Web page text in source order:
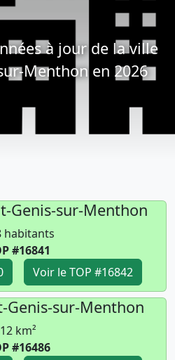
à jour de la ville
Menthon en 2026
Genis-sur-Menthon
habitants
#16841
Voir le TOP #16842
Genis-sur-Menthon
12 km²
#16486